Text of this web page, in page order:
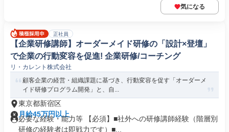
気になる
正社員
【企業研修講師】オーダーメイド研修の「設計×登壇」
で企業の行動変容を促進! 企業研修/コーチング
リ・カレント株式会社
顧客企業の経営・組織課題に基づき、行動変容を促す「オーダーメ
イド研修プログラム開発」と、自...
東京都新宿区
月給45万円以上
必要な経験・能力等 【必須】■社外への研修講師経験（階層別
研修の経験者は即戦力です）■...